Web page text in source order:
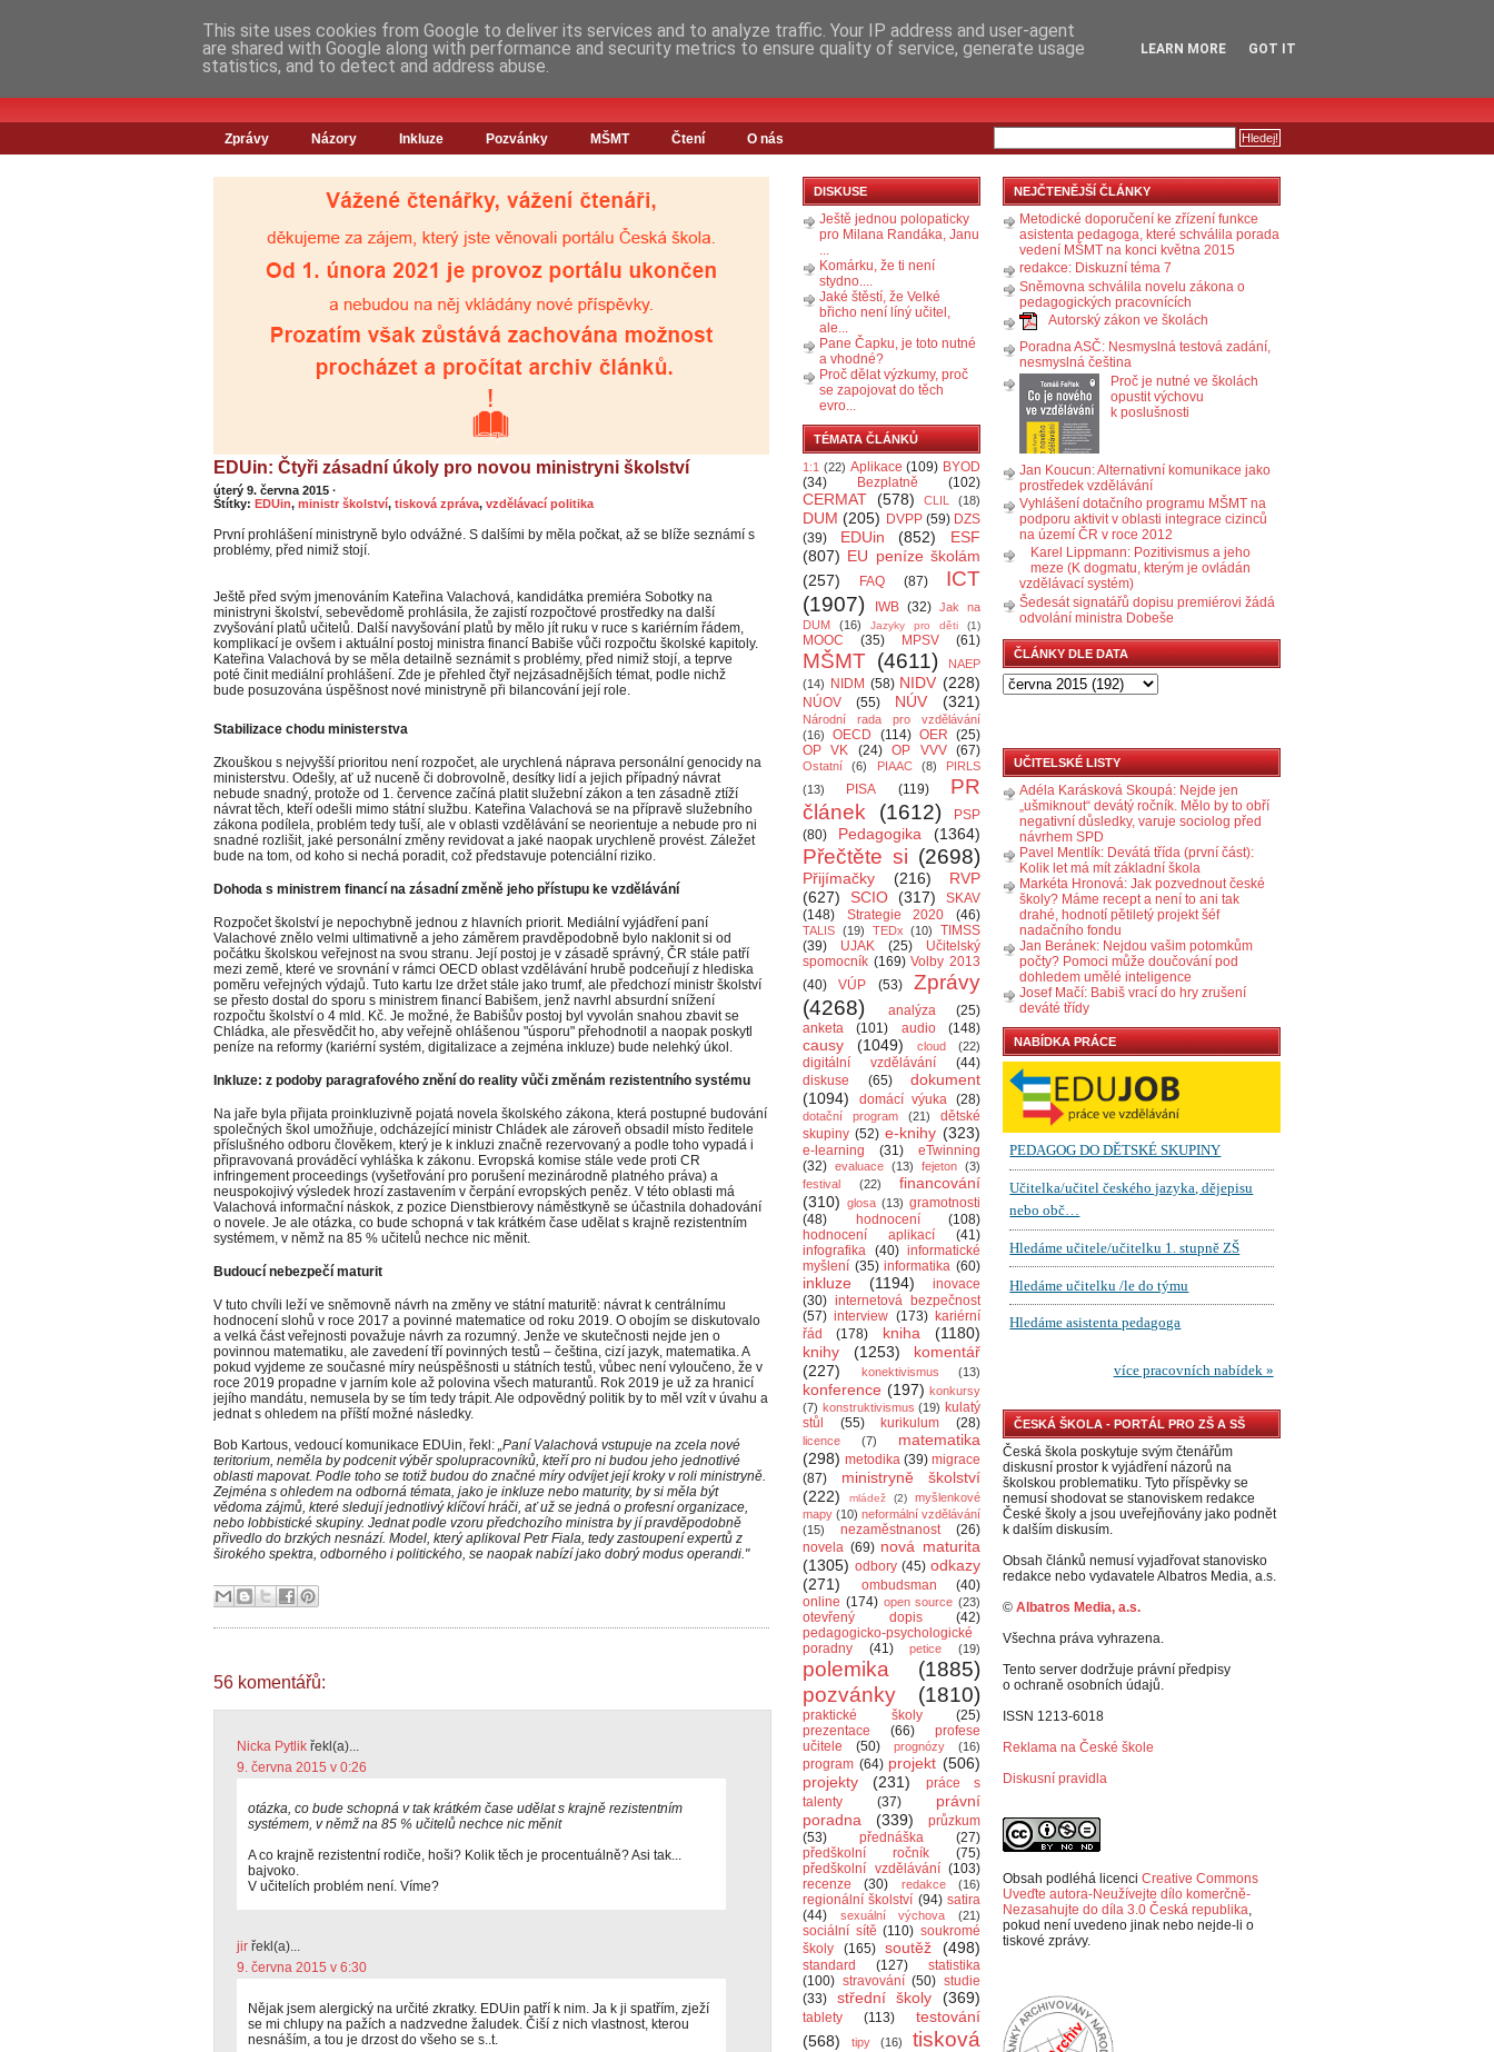
Zprávy Názory Inkluze Pozvánky MŠMT Čtení O nás
EDUin: Čtyři zásadní úkoly pro novou ministryni školství
úterý 9. června 2015 ·
Štítky: EDUin, ministr školství, tisková zpráva, vzdělávací politika
První prohlášení ministryně bylo odvážné. S dalšími by měla počkat, až se blíže seznámí s
problémy, před nimiž stojí.
Ještě před svým jmenováním Kateřina Valachová, kandidátka premiéra Sobotky na
ministryni školství, sebevědomě prohlásila, že zajistí rozpočtové prostředky na další
zvyšování platů učitelů. Další navyšování platů by mělo jít ruku v ruce s kariérním řádem,
komplikací je ovšem i aktuální postoj ministra financí Babiše vůči rozpočtu školské kapitoly.
Kateřina Valachová by se měla detailně seznámit s problémy, před nimiž stojí, a teprve
poté činit mediální prohlášení. Zde je přehled čtyř nejzásadnějších témat, podle nichž
bude posuzována úspěšnost nové ministryně při bilancování její role.
Stabilizace chodu ministerstva
Zkouškou s nejvyšší prioritou není rozpočet, ale urychlená náprava personální genocidy na
ministerstvu. Odešly, ať už nuceně či dobrovolně, desítky lidí a jejich případný návrat
nebude snadný, protože od 1. července začíná platit služební zákon a ten zásadně ztíží
návrat těch, kteří odešli mimo státní službu. Kateřina Valachová se na přípravě služebního
zákona podílela, problém tedy tuší, ale v oblasti vzdělávání se neorientuje a nebude pro ni
snadné rozlišit, jaké personální změny revidovat a jaké naopak urychleně provést. Záležet
bude na tom, od koho si nechá poradit, což představuje potenciální riziko.
Dohoda s ministrem financí na zásadní změně jeho přístupu ke vzdělávání
Rozpočet školství je nepochybně jednou z hlavních priorit. Mediální vyjádření paní
Valachové znělo velmi ultimativně a jeho záměrem pravděpodobně bylo naklonit si od
počátku školskou veřejnost na svou stranu. Její postoj je v zásadě správný, ČR stále patří
mezi země, které ve srovnání v rámci OECD oblast vzdělávání hrubě podceňují z hlediska
poměru veřejných výdajů. Tuto kartu lze držet stále jako trumf, ale předchozí ministr školství
se přesto dostal do sporu s ministrem financí Babišem, jenž navrhl absurdní snížení
rozpočtu školství o 4 mld. Kč. Je možné, že Babišův postoj byl vyvolán snahou zbavit se
Chládka, ale přesvědčit ho, aby veřejně ohlášenou "úsporu" přehodnotil a naopak poskytl
peníze na reformy (kariérní systém, digitalizace a zejména inkluze) bude nelehký úkol.
Inkluze: z podoby paragrafového znění do reality vůči změnám rezistentního systému
Na jaře byla přijata proinkluzivně pojatá novela školského zákona, která postupné budování
společných škol umožňuje, odcházející ministr Chládek ale zároveň obsadil místo ředitele
příslušného odboru člověkem, který je k inkluzi značně rezervovaný a podle toho vypadá i
připravovaná prováděcí vyhláška k zákonu. Evropská komise stále vede proti CR
infringement proceedings (vyšetřování pro porušení mezinárodně platného práva) a
neuspokojivý výsledek hrozí zastavením v čerpání evropských peněz. V této oblasti má
Valachová informační náskok, z pozice Dienstbierovy náměstkyně se účastnila dohadování
o novele. Je ale otázka, co bude schopná v tak krátkém čase udělat s krajně rezistentním
systémem, v němž na 85 % učitelů nechce nic měnit.
Budoucí nebezpečí maturit
V tuto chvíli leží ve sněmovně návrh na změny ve státní maturitě: návrat k centrálnímu
hodnocení slohů v roce 2017 a povinné matematice od roku 2019. O obojím se diskutovalo
a velká část veřejnosti považuje návrh za rozumný. Jenže ve skutečnosti nejde jen o
povinnou matematiku, ale zavedení tří povinných testů – čeština, cizí jazyk, matematika. A
pokud vyjdeme ze současné míry neúspěšnosti u státních testů, vůbec není vyloučeno, že v
roce 2019 propadne v jarním kole až polovina všech maturantů. Rok 2019 je už za hranicí
jejího mandátu, nemusela by se tím tedy trápit. Ale odpovědný politik by to měl vzít v úvahu a
jednat s ohledem na příští možné následky.
Bob Kartous, vedoucí komunikace EDUin, řekl: „Paní Valachová vstupuje na zcela nové
teritorium, neměla by podcenit výběr spolupracovníků, kteří pro ni budou jeho jednotlivé
oblasti mapovat. Podle toho se totiž budou do značné míry odvíjet její kroky v roli ministryně.
Zejména s ohledem na odborná témata, jako je inkluze nebo maturity, by si měla být
vědoma zájmů, které sledují jednotlivý klíčoví hráči, ať už se jedná o profesní organizace,
nebo lobbistické skupiny. Jednat podle vzoru předchozího ministra by jí pravděpodobně
přivedlo do brzkých nesnází. Model, který aplikoval Petr Fiala, tedy zastoupení expertů z
širokého spektra, odborného i politického, se naopak nabízí jako dobrý modus operandi."
56 komentářů:
Nicka Pytlik řekl(a)...
9. června 2015 v 0:26
otázka, co bude schopná v tak krátkém čase udělat s krajně rezistentním
systémem, v němž na 85 % učitelů nechce nic měnit
A co krajně rezistentní rodiče, hoši? Kolik těch je procentuálně? Asi tak...
bajvoko.
V učitelích problém není. Víme?
jir řekl(a)...
9. června 2015 v 6:30
Nějak jsem alergický na určité zkratky. EDUin patří k nim. Ja k ji spatřím, zježí
se mi chlupy na pažích a nadzvedne žaludek. Čiší z nich vlastnost, kterou
nesnáším, a tou je drzost do všeho se s..t.
DISKUSE
Ještě jednou polopaticky
pro Milana Randáka, Janu
...
Komárku, že ti není
stydno....
Jaké štěstí, že Velké
břicho není líný učitel,
ale...
Pane Čapku, je toto nutné
a vhodné?
Proč dělat výzkumy, proč
se zapojovat do těch
evro...
TÉMATA ČLÁNKŮ
1:1 (22) Aplikace (109) BYOD
(34)
Bezplatně (102)
CERMAT (578) CLIL (18)
DUM (205) DVPP (59) DZS
(39)
EDUin (852)
ESF
(807) EU peníze školám
(257)
FAQ (87)
ICT
(1907)
IWB (32) Jak na
DUM
(16) Jazyky pro děti (1)
MOOC (35) MPSV (61)
MŠMT (4611)
NAEP
(14)
NIDM (58) NIDV (228)
NÚOV (55) NÚV (321)
Národní rada pro vzdělávání
(16)
OECD (114) OER (25)
OP VK
(24) OP VVV (67)
Ostatní (6) PIAAC (8)
PIRLS
(13)
PISA (119)
PR
článek
(1612)
PSP
(80)
Pedagogika (1364)
Přečtěte si (2698)
Přijímačky (216)
RVP
(627)
SCIO (317)
SKAV
(148)
Strategie 2020 (46)
TALIS (19) TEDx (10)
TIMSS
(39)
UJAK (25)
Učitelský
spomocník (169) Volby 2013
(40)
VÚP (53)
Zprávy
(4268)
analýza
(25)
anketa
(101) audio (148)
causy (1049) cloud (22)
digitální vzdělávání
(44)
diskuse
(65)
dokument
(1094)
domácí výuka (28)
dotační program (21)
dětské
skupiny (52) e-knihy (323)
e-learning (31)
eTwinning
(32) evaluace (13) fejeton (3)
festival
(22)
financování
(310) glosa (13) gramotnosti
(48)
hodnocení
(108)
hodnocení aplikací
(41)
infografika (40) informatické
myšlení (35) informatika (60)
inkluze (1194)
inovace
(30) internetová bezpečnost
(57) interview (173) kariérní
řád
(178) kniha
(1180)
knihy
(1253)
komentář
(227)
konektivismus (13)
konference (197) konkursy
(7) konstruktivismus (19) kulatý
stůl
(55) kurikulum (28)
licence (7)
matematika
(298) metodika (39) migrace
(87)
ministryně školství
(222)
mládež (2)
myšlenkové
mapy (10) neformální vzdělávání
(15)
nezaměstnanost
(26)
novela (69) nová maturita
(1305) odbory (45) odkazy
(271)
ombudsman
(40)
online (174) open source (23)
otevřený dopis
(42)
pedagogicko-psychologické
poradny
(41) petice (19)
polemika
(1885)
pozvánky
(1810)
praktické školy
(25)
prezentace
(66)
profese
učitele
(50) prognózy (16)
program (64) projekt (506)
projekty
(231)
práce s
talenty
(37)
právní
poradna
(339)
průzkum
(53)
přednáška
(27)
předškolní ročník
(75)
předškolní vzdělávání (103)
recenze
(30) redakce (16)
regionální školství (94) satira
(44)
sexuální výchova (21)
sociální sítě (110) soukromé
školy
(165) soutěž (498)
standard (127)
statistika
(100) stravování (50) studie
(33)
střední školy (369)
tablety (113)
testování
(568)
tipy (16)
tisková
NEJČTENĚJŠÍ ČLÁNKY
Metodické doporučení ke zřízení funkce
asistenta pedagoga, které schválila porada
vedení MŠMT na konci května 2015
redakce: Diskuzní téma 7
Sněmovna schválila novelu zákona o
pedagogických pracovnících
Autorský zákon ve školách
Poradna ASČ: Nesmyslná testová zadání,
nesmyslná čeština
Proč je nutné ve školách
opustit výchovu
k poslušnosti
Jan Koucun: Alternativní komunikace jako
prostředek vzdělávání
Vyhlášení dotačního programu MŠMT na
podporu aktivit v oblasti integrace cizinců
na území ČR v roce 2012
Karel Lippmann: Pozitivismus a jeho
meze (K dogmatu, kterým je ovládán
vzdělávací systém)
Šedesát signatářů dopisu premiérovi žádá
odvolání ministra Dobeše
ČLÁNKY DLE DATA
UČITELSKÉ LISTY
Adéla Karásková Skoupá: Nejde jen
„ušmiknout“ devátý ročník. Mělo by to obří
negativní důsledky, varuje sociolog před
návrhem SPD
Pavel Mentlík: Devátá třída (první část):
Kolik let má mít základní škola
Markéta Hronová: Jak pozvednout české
školy? Máme recept a není to ani tak
drahé, hodnotí pětiletý projekt šéf
nadačního fondu
Jan Beránek: Nejdou vašim potomkům
počty? Pomoci může doučování pod
dohledem umělé inteligence
Josef Mačí: Babiš vrací do hry zrušení
deváté třídy
NABÍDKA PRÁCE
ČESKÁ ŠKOLA - PORTÁL PRO ZŠ A SŠ
Česká škola poskytuje svým čtenářům
diskusní prostor k vyjádření názorů na
školskou problematiku. Tyto příspěvky se
nemusí shodovat se stanoviskem redakce
České školy a jsou uveřejňovány jako podnět
k dalším diskusím.
Obsah článků nemusí vyjadřovat stanovisko
redakce nebo vydavatele Albatros Media, a.s.
© Albatros Media, a.s.
Všechna práva vyhrazena.
Tento server dodržuje právní předpisy
o ochraně osobních údajů.
ISSN 1213-6018
Reklama na České škole
Diskusní pravidla
Obsah podléhá licenci Creative Commons
Uveďte autora-Neužívejte dílo komerčně-
Nezasahujte do díla 3.0 Česká republika,
pokud není uvedeno jinak nebo nejde-li o
tiskové zprávy.
This site uses cookies from Google to deliver its services and to analyze traffic. Your IP address and user-agent
are shared with Google along with performance and security metrics to ensure quality of service, generate usage
statistics, and to detect and address abuse.
LEARN MORE GOT IT